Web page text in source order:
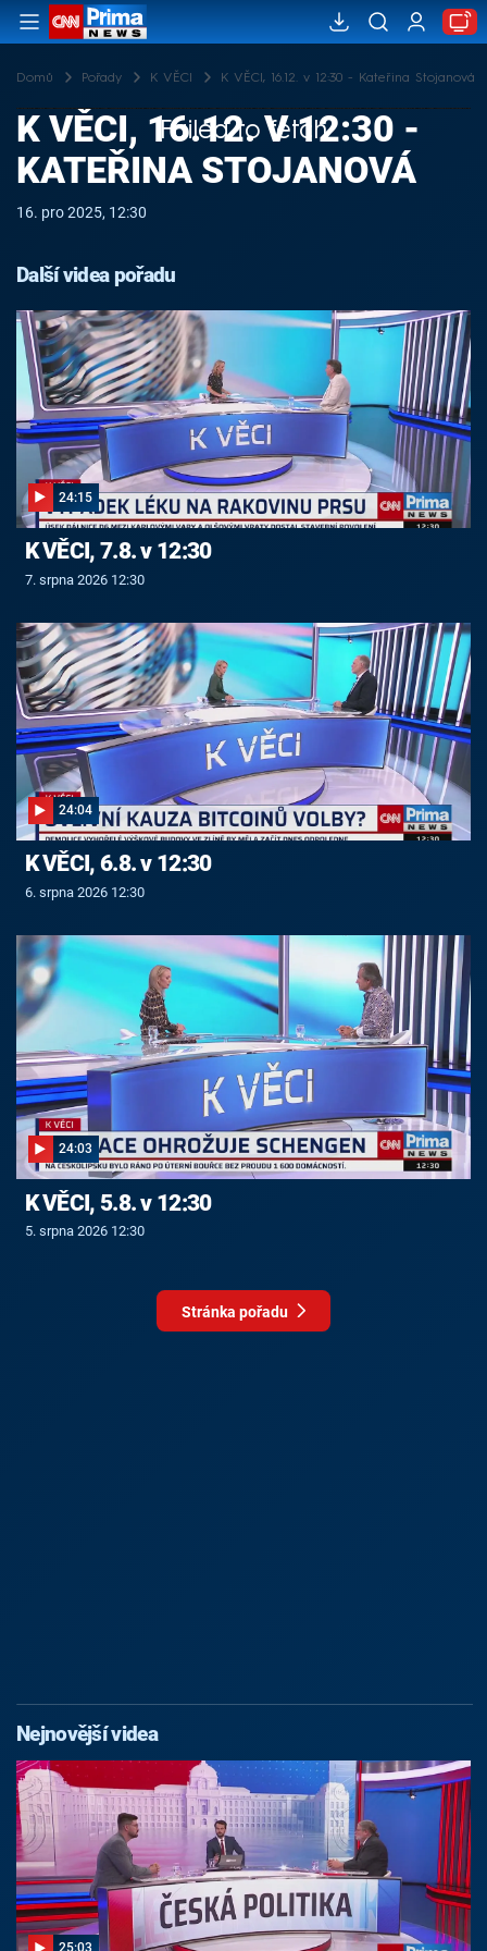
Domů Pořady K VĚCI K VĚCI, 16.12. v 12:30 - Kateřina Stojanová
Failed to fetch
K VĚCI, 16.12. V 12:30 -
KATEŘINA STOJANOVÁ
16. pro 2025, 12:30
Další videa pořadu
24:15
K VĚCI, 7.8. v 12:30
7. srpna 2026 12:30
24:04
K VĚCI, 6.8. v 12:30
6. srpna 2026 12:30
24:03
K VĚCI, 5.8. v 12:30
5. srpna 2026 12:30
Stránka pořadu
Nejnovější videa